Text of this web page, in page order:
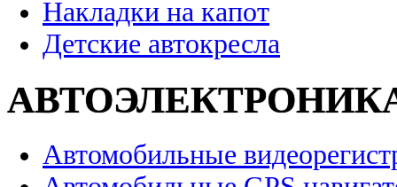
Накладки на капот
Детские автокресла
Автомобильные